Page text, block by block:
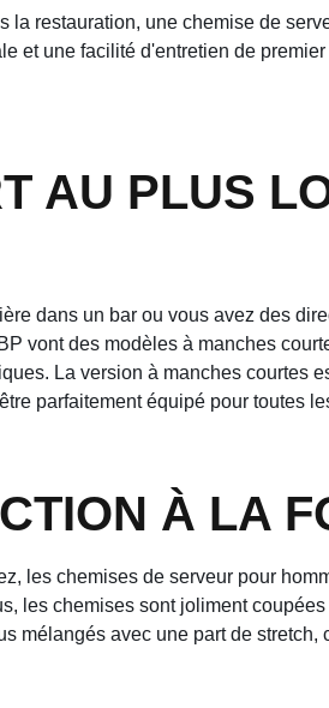
la restauration, une chemise de
et une facilité d'entretien de
AU PLUS
dans un bar ou vous avez des
vont des modèles à manches
La version à manches courtes
parfaitement équipé pour toutes
À LA
les chemises de serveur pour
les chemises sont joliment
mélangés avec une part de stretch,